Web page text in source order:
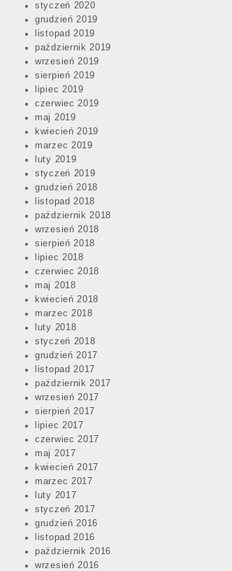
styczeń 2020
grudzień 2019
listopad 2019
październik 2019
wrzesień 2019
sierpień 2019
lipiec 2019
czerwiec 2019
maj 2019
kwiecień 2019
marzec 2019
luty 2019
styczeń 2019
grudzień 2018
listopad 2018
październik 2018
wrzesień 2018
sierpień 2018
lipiec 2018
czerwiec 2018
maj 2018
kwiecień 2018
marzec 2018
luty 2018
styczeń 2018
grudzień 2017
listopad 2017
październik 2017
wrzesień 2017
sierpień 2017
lipiec 2017
czerwiec 2017
maj 2017
kwiecień 2017
marzec 2017
luty 2017
styczeń 2017
grudzień 2016
listopad 2016
październik 2016
wrzesień 2016